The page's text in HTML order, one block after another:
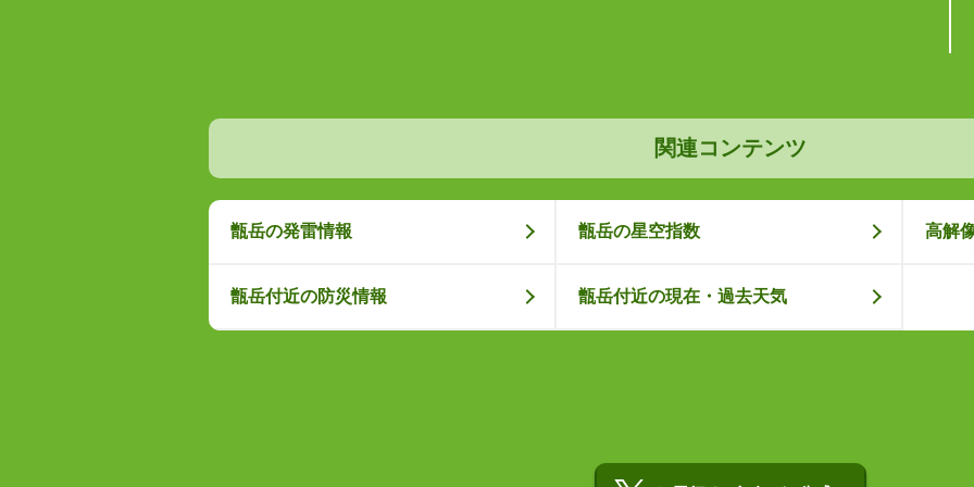
関連コンテンツ
甑岳の発雷情報 甑岳の星空指数 高解
甑岳付近の防災情報 甑岳付近の現在・過去天気